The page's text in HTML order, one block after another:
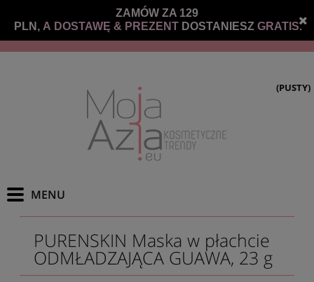
ZAMÓW ZA 129
PLN, A DOSTAWĘ & PREZENT DOSTANIESZ GRATIS.
(PUSTY)
PURENSKIN Maska w płachcie
ODMŁADZAJĄCA GUAWA, 23 g